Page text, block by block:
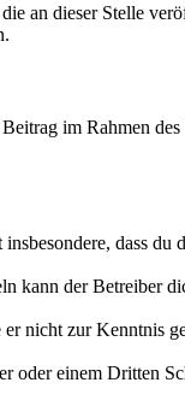
an dieser Stelle
im Rahmen
dass du
kann der Betreiber
nicht zur Kenntnis
oder einem Dritten